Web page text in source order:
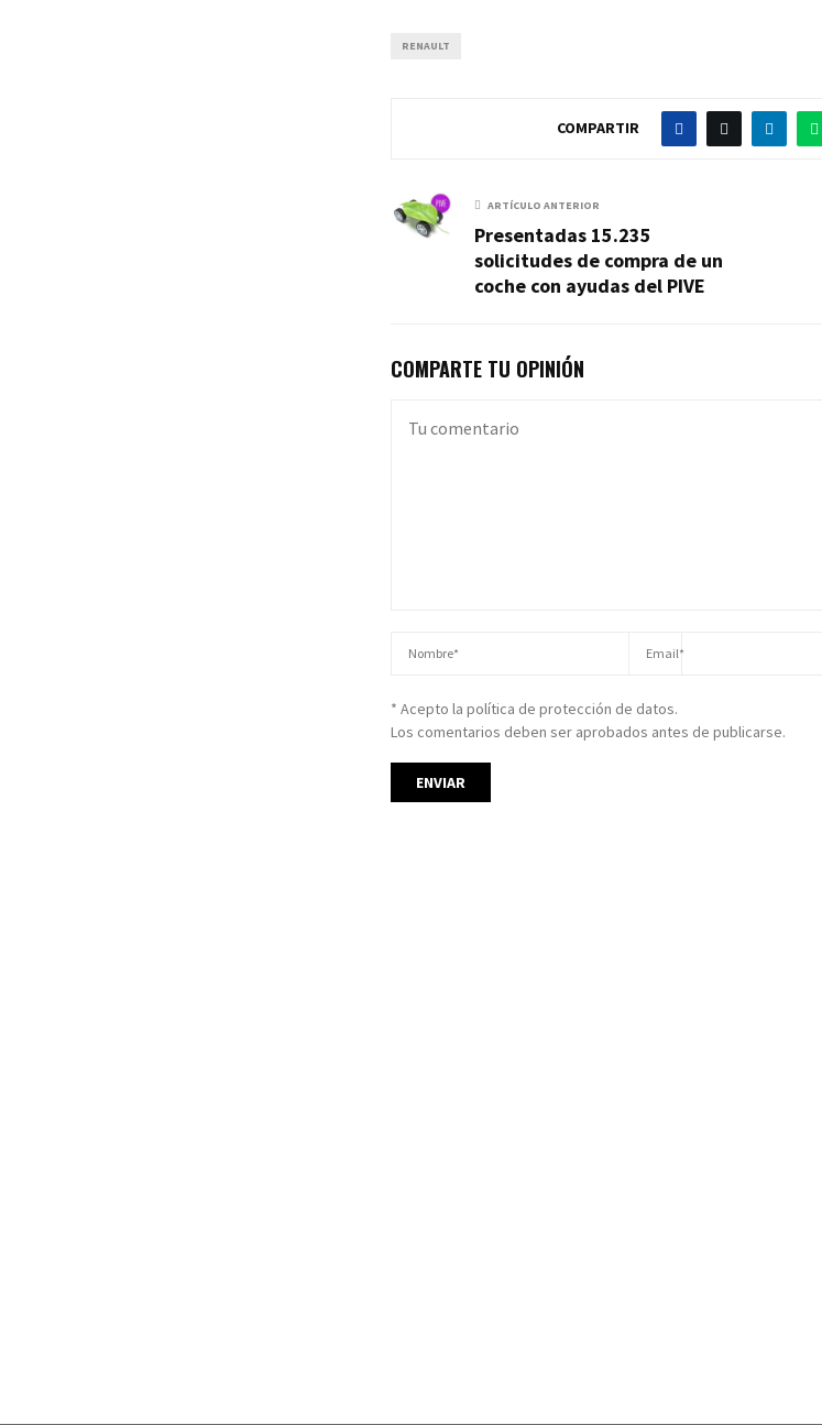
RENAULT
COMPARTIR
ARTÍCULO ANTERIOR
Presentadas 15.235
solicitudes de compra de un
coche con ayudas del PIVE
COMPARTE TU OPINIÓN
* Acepto la política de protección de datos.
Los comentarios deben ser aprobados antes de publicarse.